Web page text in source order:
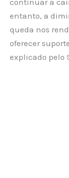
entanto, a
queda nos
oferecer
explicado pelo